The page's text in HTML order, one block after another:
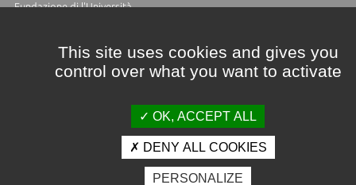
Fundazione di l'Università
Crédits et mentions légales
This site uses cookies and gives you
control over what you want to activate
OK, ACCEPT ALL
DENY ALL COOKIES
PERSONALIZE